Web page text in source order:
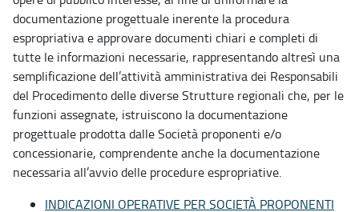
documentazione progettuale inerente la procedura
espropriativa e approvare documenti chiari e completi di
tutte le informazioni necessarie, rappresentando altresì una
semplificazione dell’attività amministrativa dei Responsabili
del Procedimento delle diverse Strutture regionali che, per le
funzioni assegnate, istruiscono la documentazione
progettuale prodotta dalle Società proponenti e/o
concessionarie, comprendente anche la documentazione
necessaria all’avvio delle procedure espropriative.
INDICAZIONI OPERATIVE PER SOCIETÀ PROPONENTI